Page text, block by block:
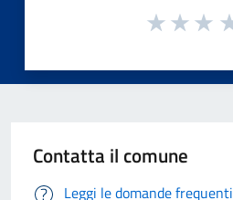
Contatta il comune
Leggi le domande frequenti